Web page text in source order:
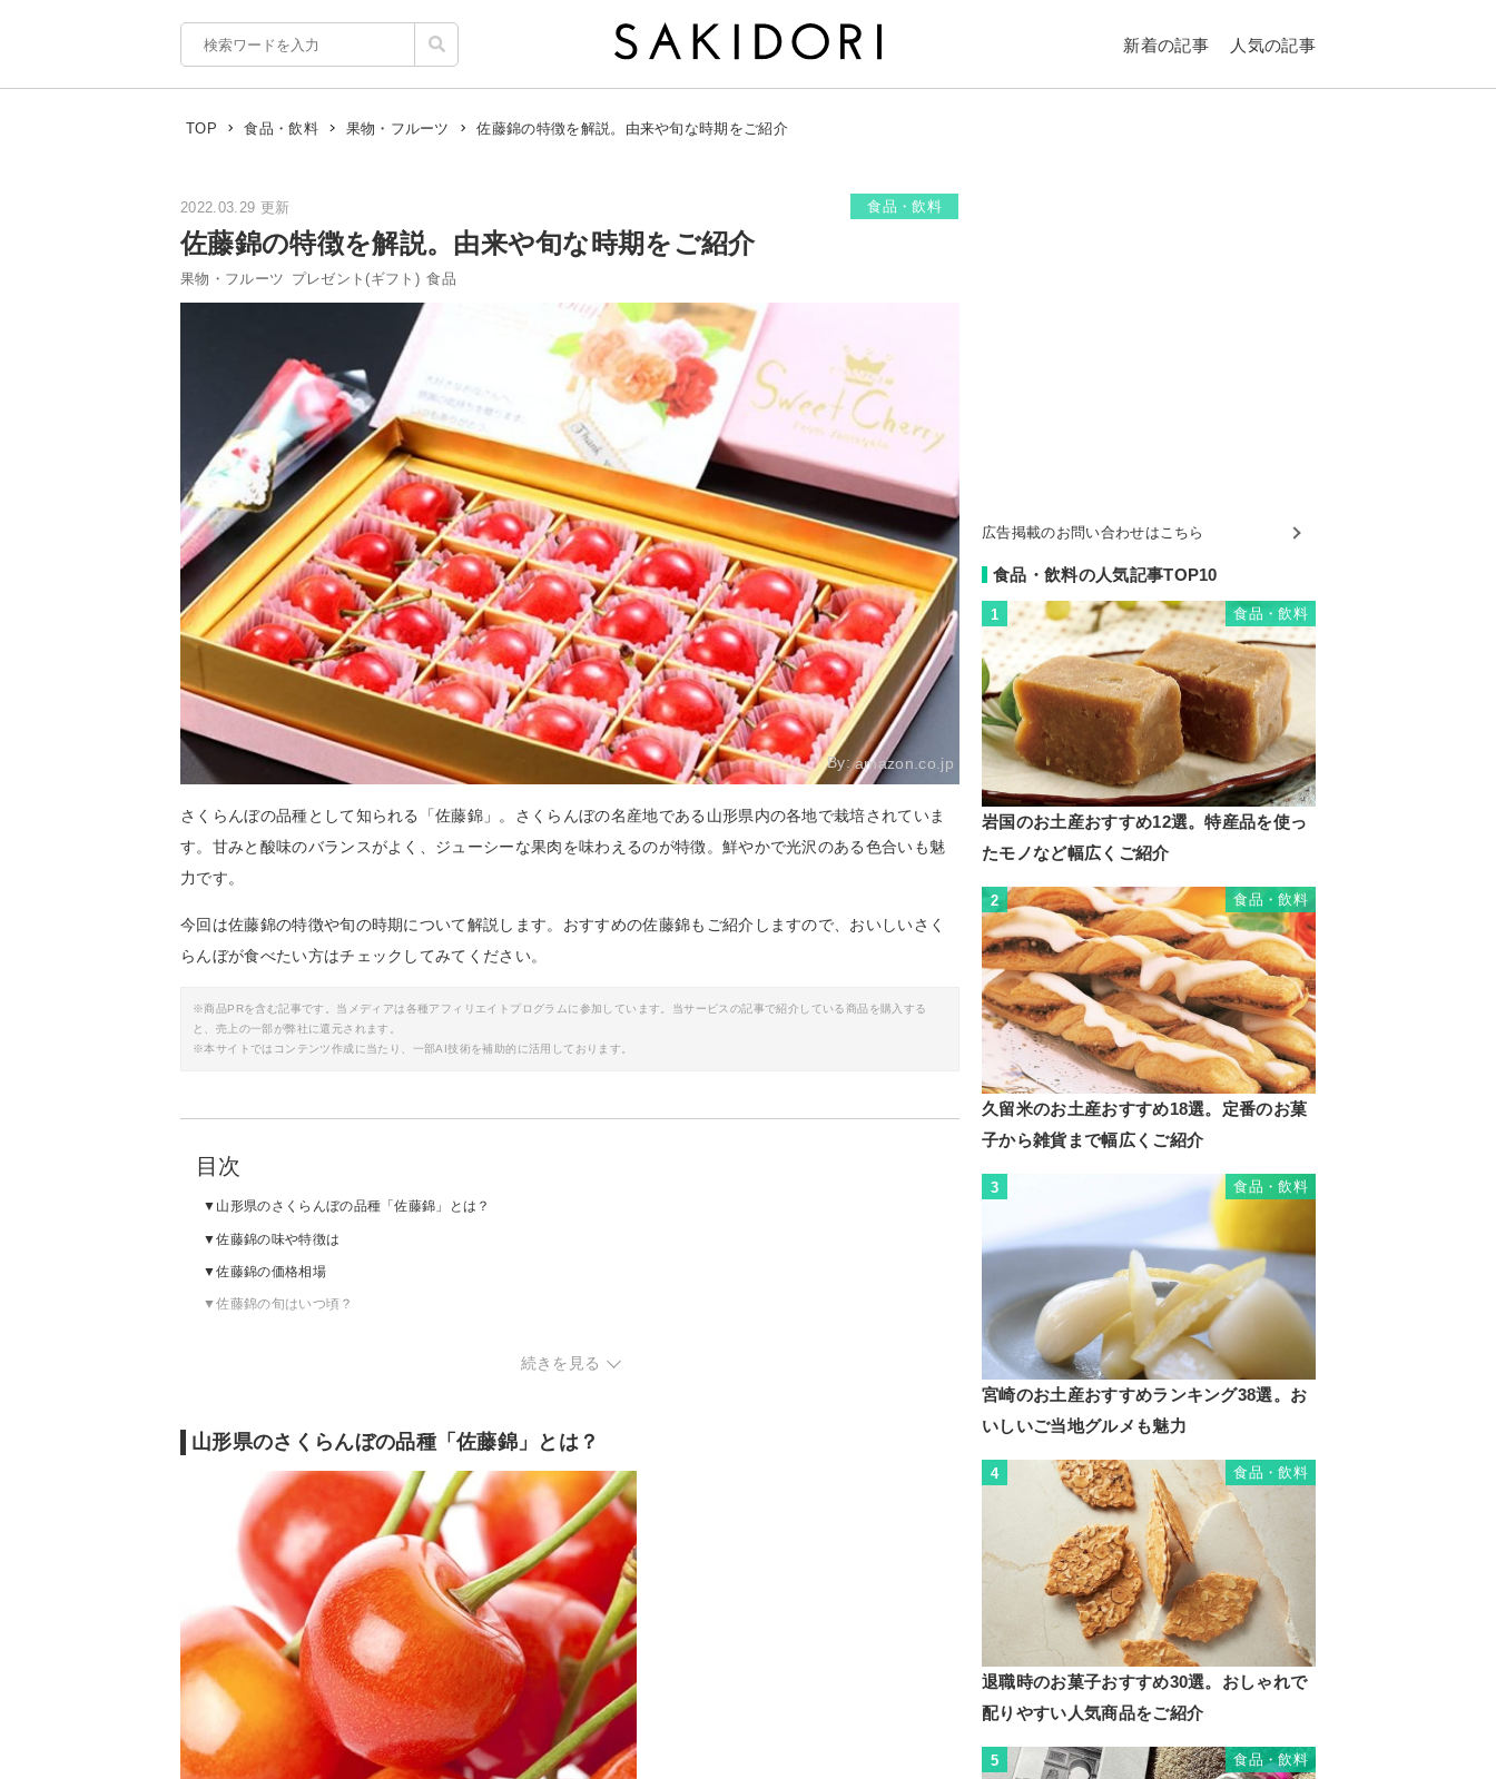
新着の記事 人気の記事
TOP 食品・飲料 果物・フルーツ 佐藤錦の特徴を解説。由来や旬な時期をご紹介
2022.03.29 更新 食品・飲料
佐藤錦の特徴を解説。由来や旬な時期をご紹介
果物・フルーツ プレゼント(ギフト) 食品
By:amazon.co.jp
さくらんぼの品種として知られる「佐藤錦」。さくらんぼの名産地である山形県内の各地で栽培されていま
す。甘みと酸味のバランスがよく、ジューシーな果肉を味わえるのが特徴。鮮やかで光沢のある色合いも魅
力です。
今回は佐藤錦の特徴や旬の時期について解説します。おすすめの佐藤錦もご紹介しますので、おいしいさく
らんぼが食べたい方はチェックしてみてください。
※商品PRを含む記事です。当メディアは各種アフィリエイトプログラムに参加しています。当サービスの記事で紹介している商品を購入する
と、売上の一部が弊社に還元されます。
※本サイトではコンテンツ作成に当たり、一部AI技術を補助的に活用しております。
目次
山形県のさくらんぼの品種「佐藤錦」とは？
佐藤錦の味や特徴は
佐藤錦の価格相場
佐藤錦の旬はいつ頃？
続きを見る
山形県のさくらんぼの品種「佐藤錦」とは？
広告掲載のお問い合わせはこちら
食品・飲料の人気記事TOP10
1 食品・飲料
岩国のお土産おすすめ12選。特産品を使っ
たモノなど幅広くご紹介
2 食品・飲料
久留米のお土産おすすめ18選。定番のお菓
子から雑貨まで幅広くご紹介
3 食品・飲料
宮崎のお土産おすすめランキング38選。お
いしいご当地グルメも魅力
4 食品・飲料
退職時のお菓子おすすめ30選。おしゃれで
配りやすい人気商品をご紹介
5 食品・飲料